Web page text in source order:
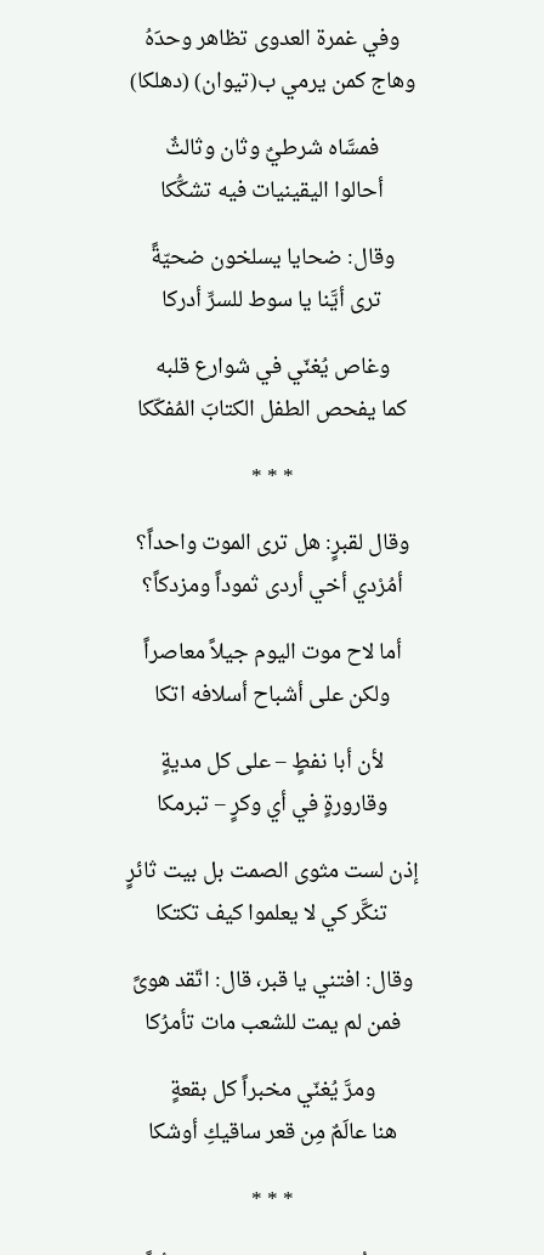
وفي غمرة العدوى تظاهر وحدَهُ
وهاج كمن يرمي ب(تيوان) (دهلكا)
فمسَّاه شرطيٌ وثان وثالثٌ
أحالوا اليقينيات فيه تشكُّكا
وقال: ضحايا يسلخون ضحيّةً
ترى أيَّنا يا سوط للسرِّ أدركا
وغاص يُغنّي في شوارع قلبه
كما يفحص الطفل الكتابَ المُفكّكا
* * *
وقال لقبرٍ: هل ترى الموت واحداً؟
أمُرْدي أخي أردى ثموداً ومزدكاً؟
أما لاح موت اليوم جيلاً معاصراً
ولكن على أشباح أسلافه اتكا
لأن أبا نفطٍ – على كل مديةٍ
وقارورةٍ في أي وكرٍ – تبرمكا
إذن لست مثوى الصمت بل بيت ثائرٍ
تنكَّر كي لا يعلموا كيف تكتكا
وقال: افتني يا قبر، قال: اتّقد هوىً
فمن لم يمت للشعب مات تأمرُكا
ومرَّ يُغنّي مخبراً كل بقعةٍ
هنا عالَمٌ مِن قعر ساقيكِ أوشكا
* * *